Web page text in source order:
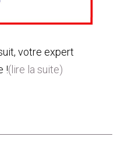
votre expert
!(lire la suite)